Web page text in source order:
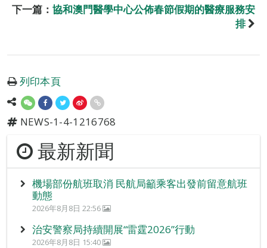
下一篇： 協和澳門醫學中心公佈春節假期的醫療服務安
排
列印本頁
NEWS-1-4-1216768
最新新聞
機場部份航班取消 民航局籲乘客出發前留意航班
動態
2026年8月8日 22:56
治安警察局持續開展“雷霆2026”行動
2026年8月8日 15:40